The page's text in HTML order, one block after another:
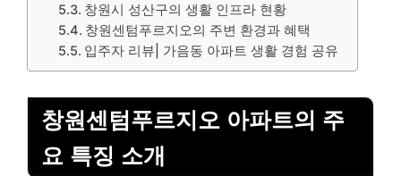
창원시 성산구의 생활 인프라 현황
창원센텀푸르지오의 주변 환경과 혜택
입주자 리뷰| 가음동 아파트 생활 경험 공유
창원센텀푸르지오 아파트의 주
요 특징 소개